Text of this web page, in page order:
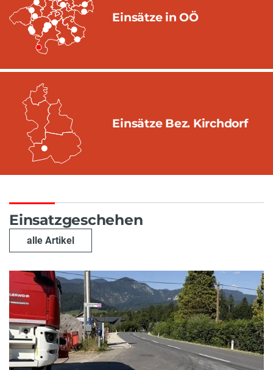
Einsätze in OÖ
Einsätze Bez. Kirchdorf
Einsatzgeschehen
alle Artikel